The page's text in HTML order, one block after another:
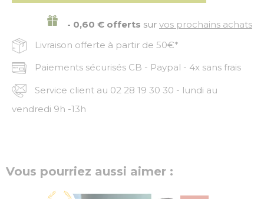
- 0,60 € offerts sur vos prochains achats
Livraison offerte à partir de 50€*
Paiements sécurisés CB - Paypal - 4x sans frais
Service client au 02 28 19 30 30 - lundi au
vendredi 9h -13h
Vous pourriez aussi aimer :